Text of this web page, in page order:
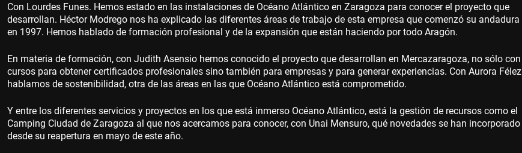
Con Lourdes Funes. Hemos estado en las instalaciones de Océano Atlántico en Zaragoza para conocer el proyecto que
desarrollan. Héctor Modrego nos ha explicado las diferentes áreas de trabajo de esta empresa que comenzó su andadura
en 1997. Hemos hablado de formación profesional y de la expansión que están haciendo por todo Aragón.
En materia de formación, con Judith Asensio hemos conocido el proyecto que desarrollan en Mercazaragoza, no sólo con
cursos para obtener certificados profesionales sino también para empresas y para generar experiencias. Con Aurora Félez
hablamos de sostenibilidad, otra de las áreas en las que Océano Atlántico está comprometido.
Y entre los diferentes servicios y proyectos en los que está inmerso Océano Atlántico, está la gestión de recursos como el
Camping Ciudad de Zaragoza al que nos acercamos para conocer, con Unai Mensuro, qué novedades se han incorporado
desde su reapertura en mayo de este año.